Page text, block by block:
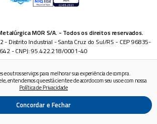
MOR S/A. - Todos os direitos reservados.
- Distrito Industrial - Santa Cruz do Sul/RS - CEP 96835-
642 - CNPJ: 95.422.218/0001-40
e outros serviços para melhorar sua experiência de compra.
entendemos que está ciente e de acordo com seu uso e com nossa
Política de Privacidade
Concordar e Fechar